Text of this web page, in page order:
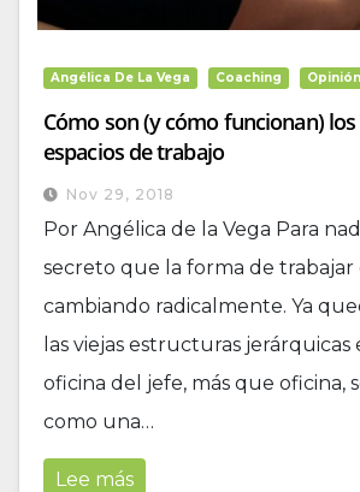
Angélica De La Vega Coaching Opinión
Cómo son (y cómo funcionan)
espacios de trabajo
Nov 29, 2018
Por Angélica de la Vega Para
secreto que la forma de trabajar
cambiando radicalmente. Ya
las viejas estructuras jerárquicas
oficina del jefe, más que oficina,
como una…
Lee más